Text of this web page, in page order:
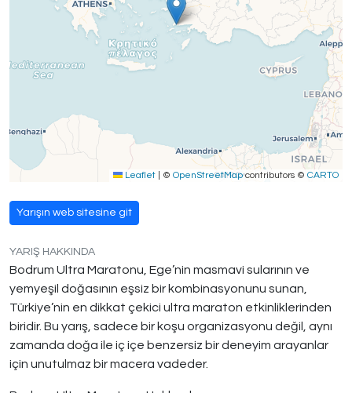
Leaflet © OpenStreetMapcontributors © CARTO
Yarışın web sitesine git
YARIŞ HAKKINDA
Bodrum Ultra Maratonu, Ege’nin masmavi sularının ve
yemyeşil doğasının eşsiz bir kombinasyonunu sunan,
Türkiye’nin en dikkat çekici ultra maraton etkinliklerinden
biridir. Bu yarış, sadece bir koşu organizasyonu değil, aynı
zamanda doğa ile iç içe benzersiz bir deneyim arayanlar
için unutulmaz bir macera vadeder.